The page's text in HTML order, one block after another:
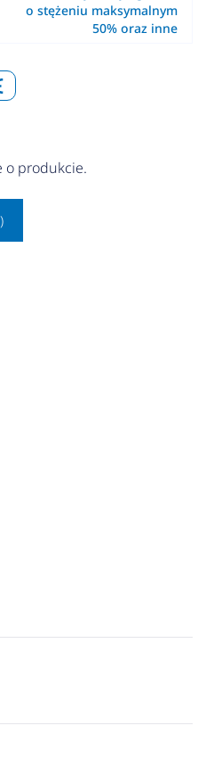
o stężeniu maksymalnym
50% oraz inne
o produkcie.